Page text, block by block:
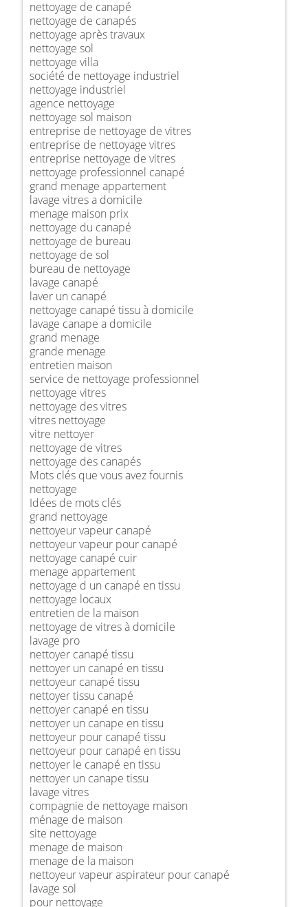
nettoyage de canapé
nettoyage de canapés
nettoyage après travaux
nettoyage sol
nettoyage villa
société de nettoyage industriel
nettoyage industriel
agence nettoyage
nettoyage sol maison
entreprise de nettoyage de vitres
entreprise de nettoyage vitres
entreprise nettoyage de vitres
nettoyage professionnel canapé
grand menage appartement
lavage vitres a domicile
menage maison prix
nettoyage du canapé
nettoyage de bureau
nettoyage de sol
bureau de nettoyage
lavage canapé
laver un canapé
nettoyage canapé tissu à domicile
lavage canape a domicile
grand menage
grande menage
entretien maison
service de nettoyage professionnel
nettoyage vitres
nettoyage des vitres
vitres nettoyage
vitre nettoyer
nettoyage de vitres
nettoyage des canapés
Mots clés que vous avez fournis
nettoyage
Idées de mots clés
grand nettoyage
nettoyeur vapeur canapé
nettoyeur vapeur pour canapé
nettoyage canapé cuir
menage appartement
nettoyage d un canapé en tissu
nettoyage locaux
entretien de la maison
nettoyage de vitres à domicile
lavage pro
nettoyer canapé tissu
nettoyer un canapé en tissu
nettoyeur canapé tissu
nettoyer tissu canapé
nettoyer canapé en tissu
nettoyer un canape en tissu
nettoyeur pour canapé tissu
nettoyeur pour canapé en tissu
nettoyer le canapé en tissu
nettoyer un canape tissu
lavage vitres
compagnie de nettoyage maison
ménage de maison
site nettoyage
menage de maison
menage de la maison
nettoyeur vapeur aspirateur pour canapé
lavage sol
pour nettoyage